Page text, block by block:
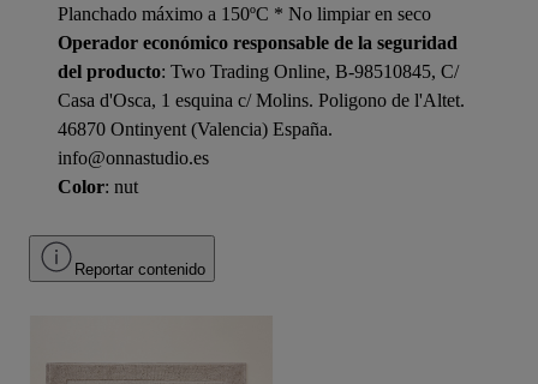
Planchado máximo a 150ºC * No limpiar en seco
Operador económico responsable de la seguridad
del producto: Two Trading Online, B-98510845, C/
Casa d'Osca, 1 esquina c/ Molins. Poligono de l'Altet.
46870 Ontinyent (Valencia) España.
info@onnastudio.es
Color: nut
Reportar contenido